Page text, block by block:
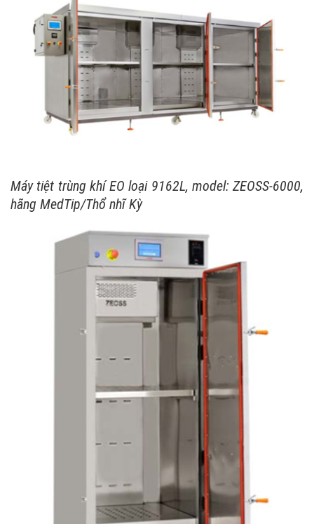
Máy tiệt trùng khí EO loại 9162L, model: ZEOSS-6000,
hãng MedTip/Thổ nhĩ Kỳ